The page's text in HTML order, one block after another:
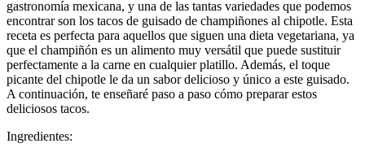
gastronomía mexicana, y una de las tantas variedades que podemos
encontrar son los tacos de guisado de champiñones al chipotle. Esta
receta es perfecta para aquellos que siguen una dieta vegetariana, ya
que el champiñón es un alimento muy versátil que puede sustituir
perfectamente a la carne en cualquier platillo. Además, el toque
picante del chipotle le da un sabor delicioso y único a este guisado.
A continuación, te enseñaré paso a paso cómo preparar estos
deliciosos tacos.
Ingredientes: